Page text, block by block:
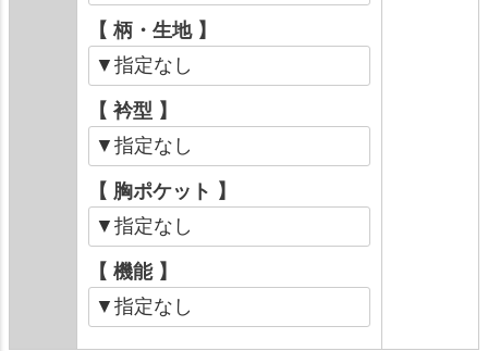
【 柄・生地 】
【 衿型 】
【 胸ポケット 】
【 機能 】